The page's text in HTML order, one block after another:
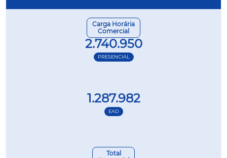
Carga Horária
Comercial
2.740.950
PRESENCIAL
1.287.982
EAD
Total